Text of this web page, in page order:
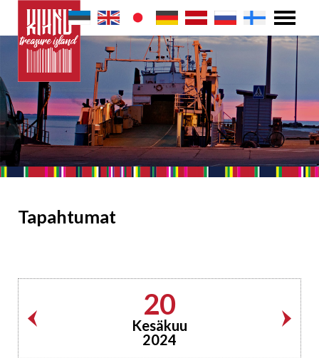
Tapahtumat
20
Kesäkuu
2024